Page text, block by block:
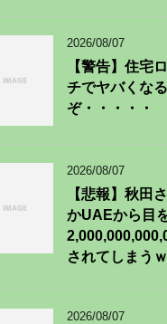
2026/08/07
【警告】住宅
チでヤバくなる
ぞ・・・・・
2026/08/07
【悲報】秋田
かUAEから目
されてしまう
2026/08/07